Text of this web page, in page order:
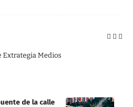
Extrategia Medios
de la calle